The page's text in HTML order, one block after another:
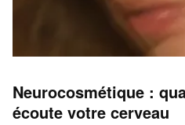
Neurocosmétique :
écoute votre cerveau